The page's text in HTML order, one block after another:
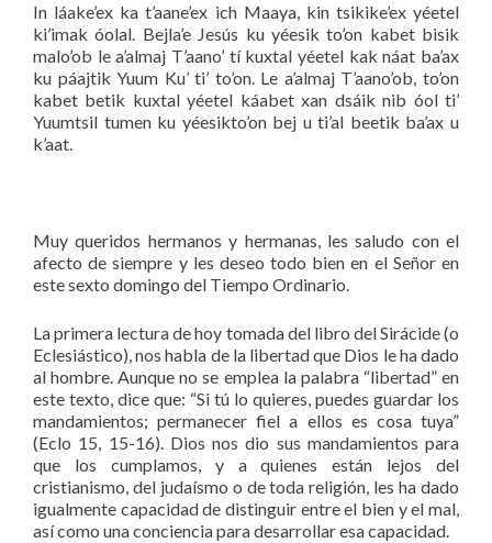
In láake’ex ka t’aane’ex ich Maaya, kin tsikike’ex yéetel
ki’imak óolal. Bejla’e Jesús ku yéesik to’on kabet bisik
malo’ob le a’almaj T’aano’ tí kuxtal yéetel kak náat ba’ax
ku páajtik Yuum Ku’ ti’ to’on. Le a’almaj T’aano’ob, to’on
kabet betik kuxtal yéetel káabet xan dsáik nib óol ti’
Yuumtsil tumen ku yéesikto’on bej u ti’al beetik ba’ax u
k’aat.
Muy queridos hermanos y hermanas, les saludo con el
afecto de siempre y les deseo todo bien en el Señor en
este sexto domingo del Tiempo Ordinario.
La primera lectura de hoy tomada del libro del Sirácide (o
Eclesiástico), nos habla de la libertad que Dios le ha dado
al hombre. Aunque no se emplea la palabra “libertad” en
este texto, dice que: “Si tú lo quieres, puedes guardar los
mandamientos; permanecer fiel a ellos es cosa tuya”
(Eclo 15, 15-16). Dios nos dio sus mandamientos para
que los cumplamos, y a quienes están lejos del
cristianismo, del judaísmo o de toda religión, les ha dado
igualmente capacidad de distinguir entre el bien y el mal,
así como una conciencia para desarrollar esa capacidad.